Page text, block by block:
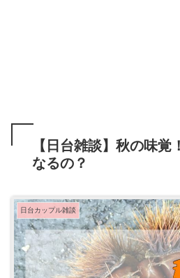
【日台雑談】秋の味覚
なるの？
日台カップル雑談